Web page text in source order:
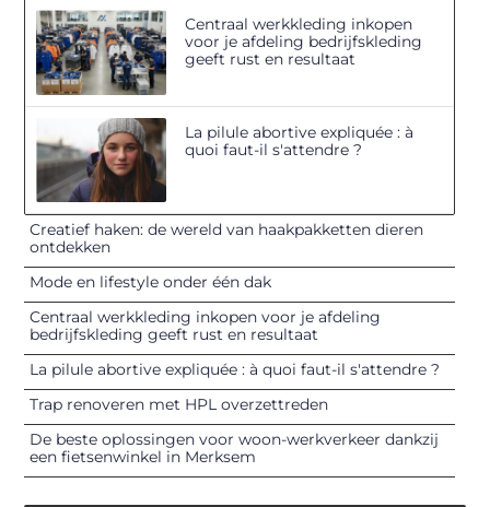
Centraal werkkleding inkopen
voor je afdeling bedrijfskleding
geeft rust en resultaat
La pilule abortive expliquée : à
quoi faut-il s'attendre ?
Creatief haken: de wereld van haakpakketten dieren
ontdekken
Mode en lifestyle onder één dak
Centraal werkkleding inkopen voor je afdeling
bedrijfskleding geeft rust en resultaat
La pilule abortive expliquée : à quoi faut-il s'attendre ?
Trap renoveren met HPL overzettreden
De beste oplossingen voor woon-werkverkeer dankzij
een fietsenwinkel in Merksem